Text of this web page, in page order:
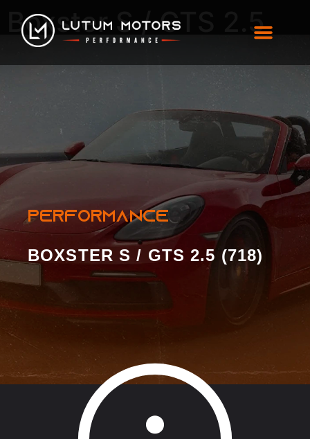
Boxster S / GTS 2.5
(718)
PERFORMANCE
BOXSTER S / GTS 2.5 (718)